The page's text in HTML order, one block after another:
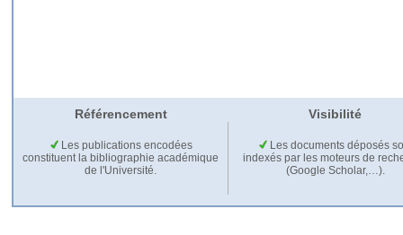
Référencement Visibilité
Les publications encodées
constituent la bibliographie académique
de l'Université.
Les documents déposés
indexés par les moteurs de
(Google Scholar,…).